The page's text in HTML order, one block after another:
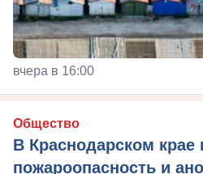
вчера в 16:00
Общество
В Краснодарском крае
пожароопасность и